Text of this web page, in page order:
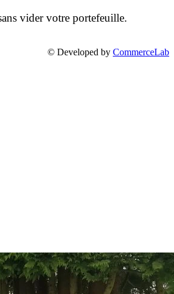
vider votre portefeuille.
© Developed by CommerceLab